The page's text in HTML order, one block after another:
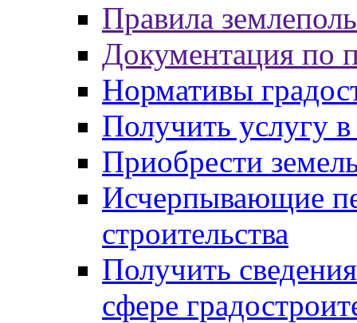
Правила
Документация по
Нормативы
Получить услугу в
Приобрести
Исчерпывающие
строительства
Получить
сфере